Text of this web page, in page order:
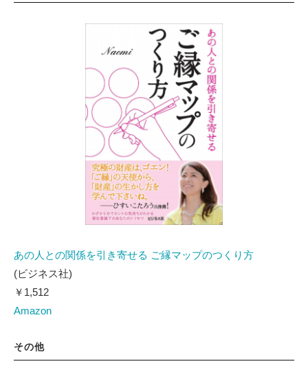
あの人との関係を引き寄せる ご縁マップのつくり方
(ビジネス社)
￥1,512
Amazon
その他